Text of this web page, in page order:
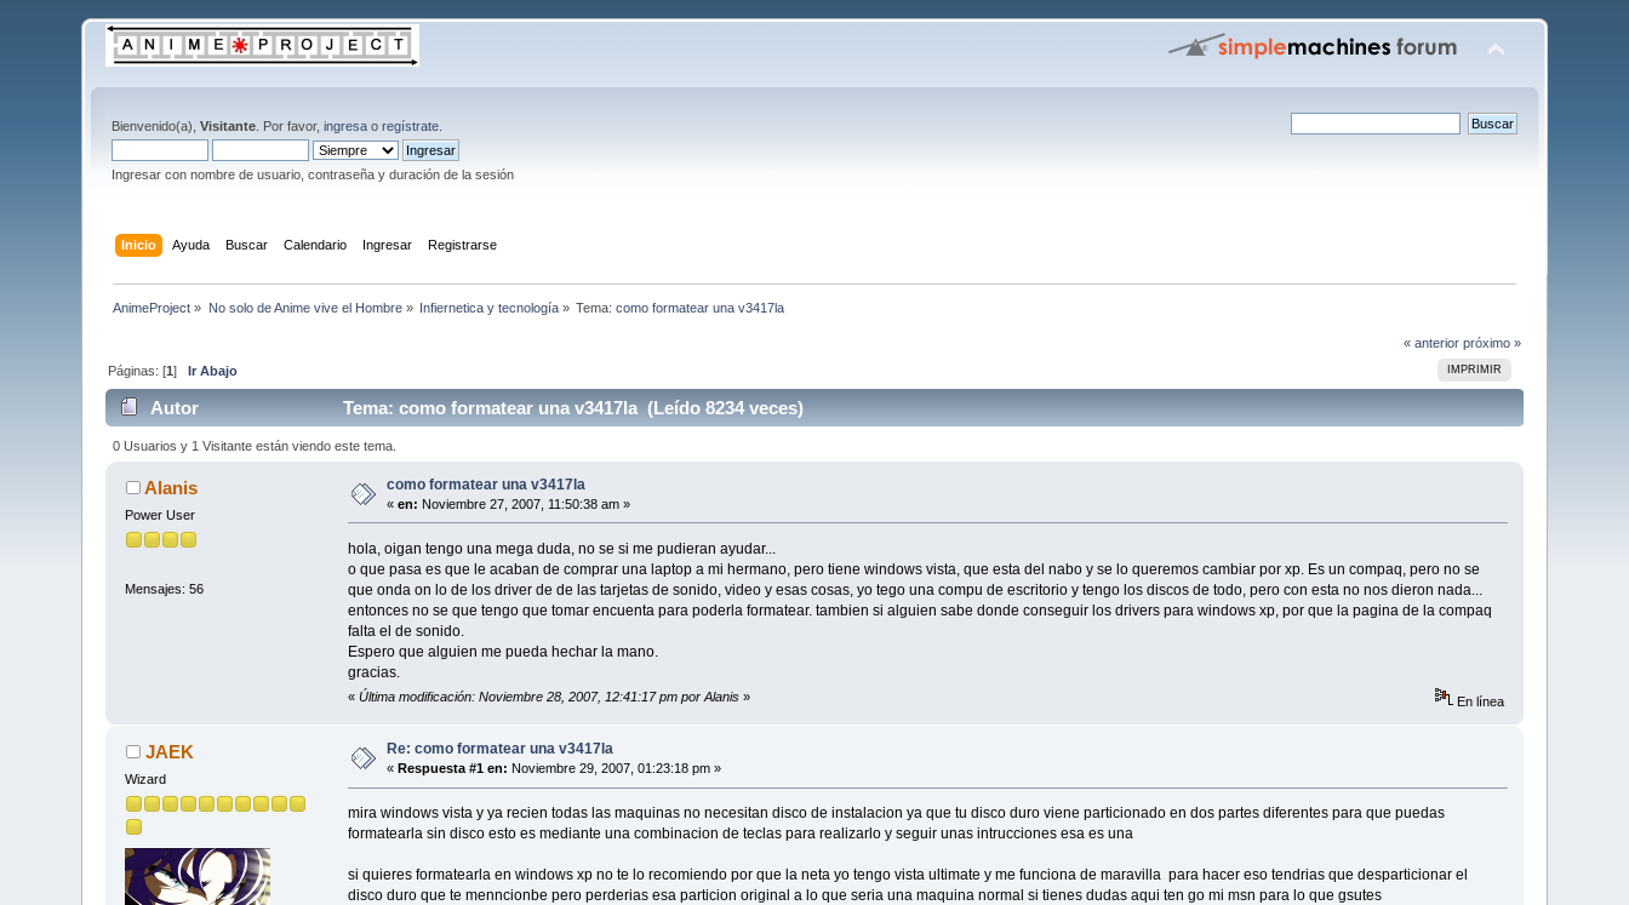
Bienvenido(a),Visitante . Por favor,ingresa oregístrate
Ingresar con nombre de usuario, contraseña y duración de la sesión
Inicio Ayuda Buscar Calendario Ingresar Registrarse
AnimeProject » No solo de Anime vive el Hombre» Infiernetica y tecnología » Tema:como formatear una v3417la
« anterior próximo »
IMPRIMIR
Páginas: [1]Ir Abajo
Autor Tema: como formatear una v3417la (Leído 8234 veces)
0 Usuarios y 1 Visitante están viendo este tema.
Alanis
Power User
Mensajes: 56
como formatear una v3417la
«en: Noviembre 27, 2007, 11:50:38 am »
hola, oigan tengo una mega duda, no se si me pudieran ayudar...
o que pasa es que le acaban de comprar una laptop a mi hermano, pero tiene windows vista, que esta del nabo y se lo queremos cambiar por xp. Es un compaq, pero no se
que onda on lo de los driver de de las tarjetas de sonido, video y esas cosas, yo tego una compu de escritorio y tengo los discos de todo, pero con esta no nos dieron nada...
entonces no se que tengo que tomar encuenta para poderla formatear. tambien si alguien sabe donde conseguir los drivers para windows xp, por que la pagina de la compaq
falta el de sonido.
Espero que alguien me pueda hechar la mano.
gracias.
« Última modificación: Noviembre 28, 2007, 12:41:17 pm por Alanis» En línea
JAEK
Wizard
Re: como formatear una v3417la
«Respuesta #1 en: Noviembre 29, 2007, 01:23:18 pm »
mira windows vista y ya recien todas las maquinas no necesitan disco de instalacion ya que tu disco duro viene particionado en dos partes diferentes para que puedas
formatearla sin disco esto es mediante una combinacion de teclas para realizarlo y seguir unas intrucciones esa es una
si quieres formatearla en windows xp no te lo recomiendo por que la neta yo tengo vista ultimate y me funciona de maravilla para hacer eso tendrias que desparticionar el
disco duro que te menncionbe pero perderias esa particion original a lo que seria una maquina normal si tienes dudas aqui ten go mi msn para lo que gsutes